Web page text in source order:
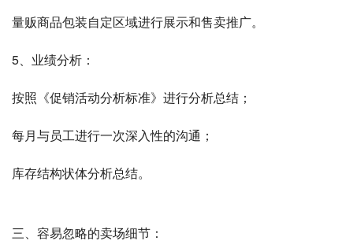
量贩商品包装自定区域进行展示和售卖推广。
5、业绩分析：
按照《促销活动分析标准》进行分析总结；
每月与员工进行一次深入性的沟通；
库存结构状体分析总结。
三、容易忽略的卖场细节：